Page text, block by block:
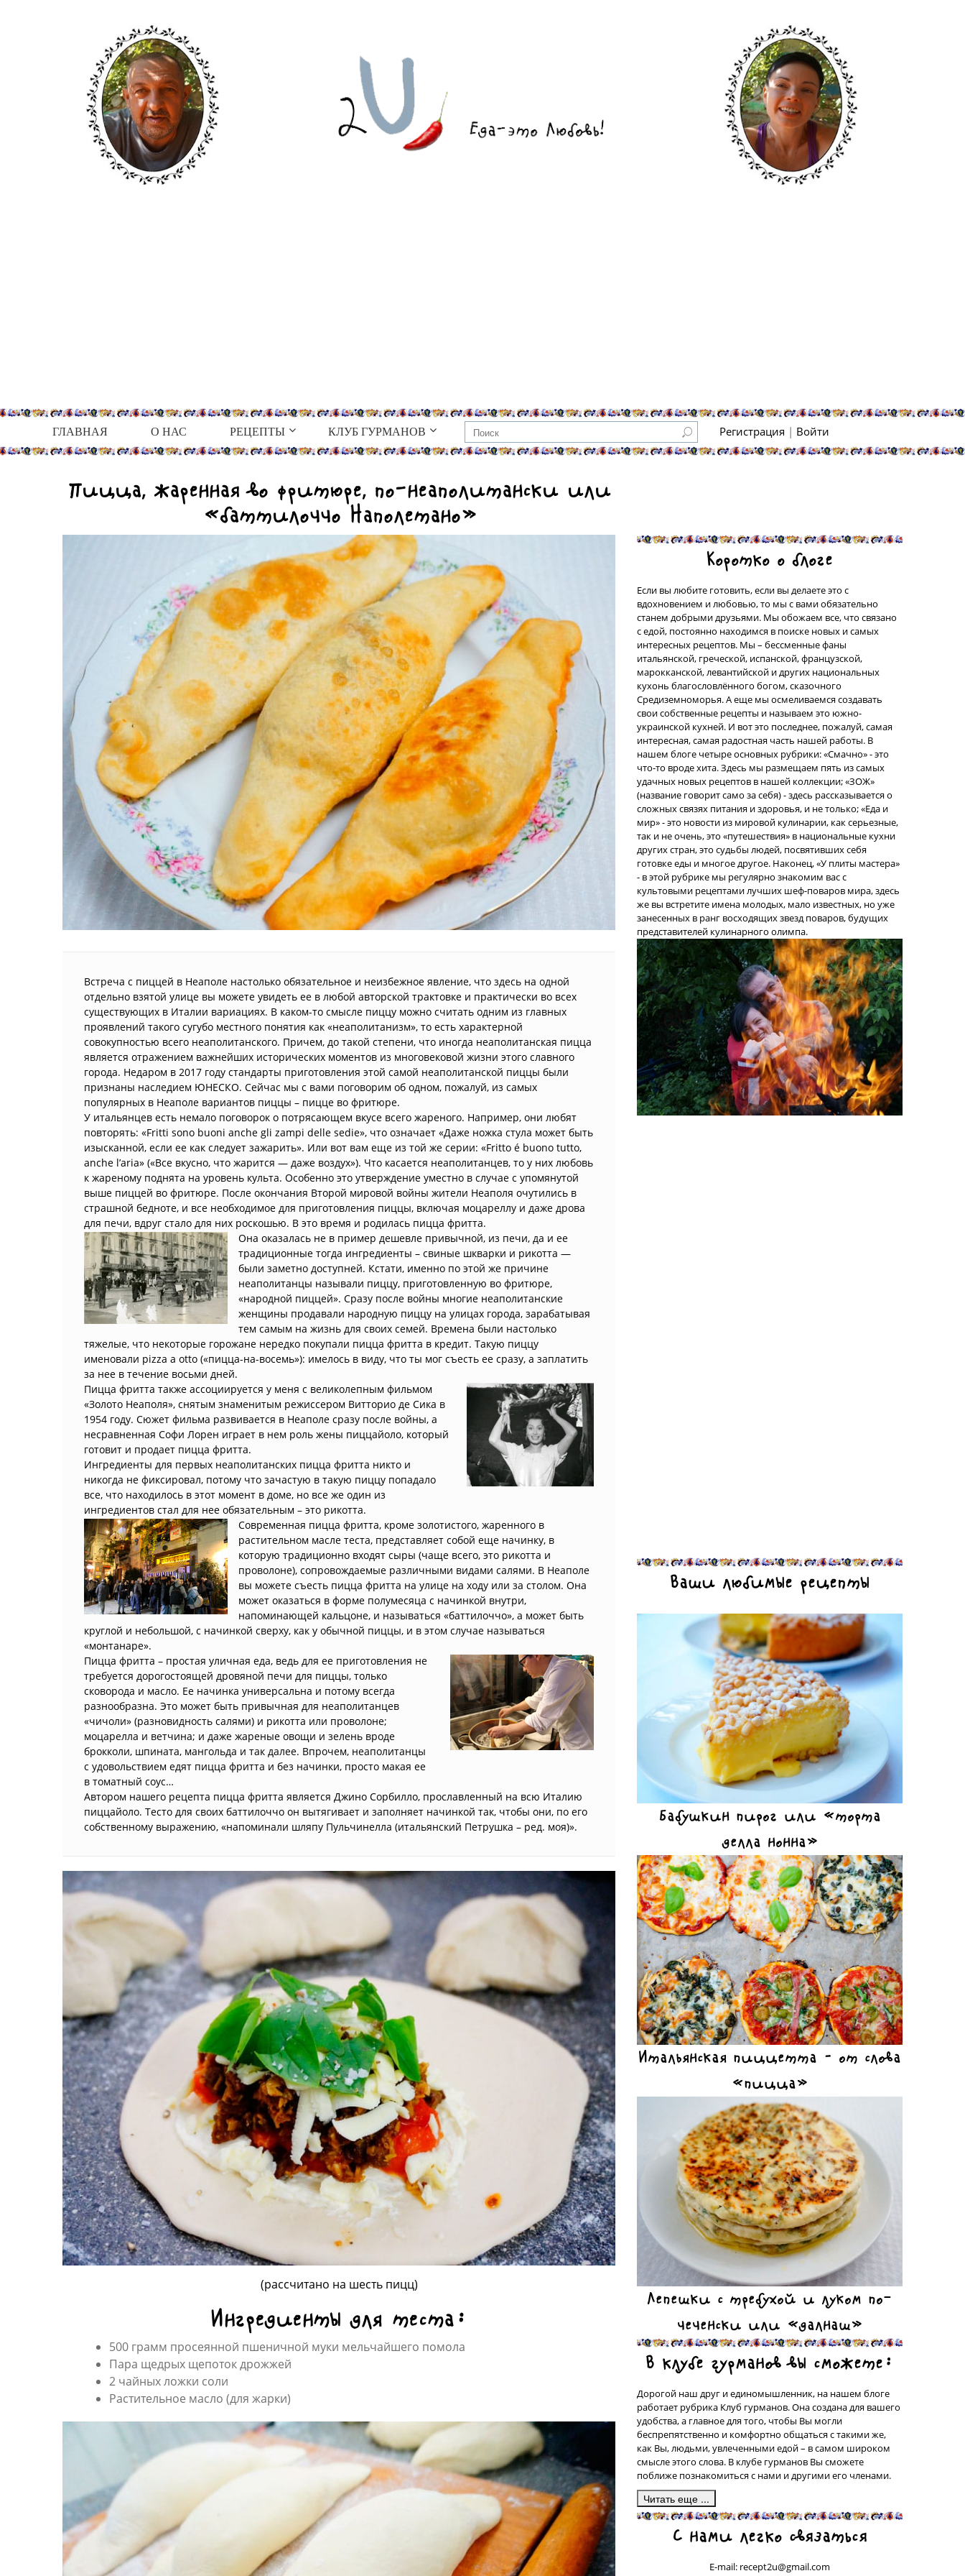
Регистрация | Войти
ГЛАВНАЯ О НАС РЕЦЕПТЫ КЛУБ ГУРМАНОВ
Пицца, жаренная во фритюре, по-неаполитански или
«баттилоччо Наполетано»
Встреча с пиццей в Неаполе настолько обязательное и неизбежное явление, что здесь на одной
отдельно взятой улице вы можете увидеть ее в любой авторской трактовке и практически во всех
существующих в Италии вариациях. В каком-то смысле пиццу можно считать одним из главных
проявлений такого сугубо местного понятия как «неаполитанизм», то есть характерной
совокупностью всего неаполитанского. Причем, до такой степени, что иногда неаполитанская пицца
является отражением важнейших исторических моментов из многовековой жизни этого славного
города. Недаром в 2017 году стандарты приготовления этой самой неаполитанской пиццы были
признаны наследием ЮНЕСКО. Сейчас мы с вами поговорим об одном, пожалуй, из самых
популярных в Неаполе вариантов пиццы – пицце во фритюре.
У итальянцев есть немало поговорок о потрясающем вкусе всего жареного. Например, они любят
повторять: «Fritti sono buoni anche gli zampi delle sedie», что означает «Даже ножка стула может быть
изысканной, если ее как следует зажарить». Или вот вам еще из той же серии: «Fritto é buono tutto,
anche l’aria» («Все вкусно, что жарится — даже воздух»). Что касается неаполитанцев, то у них любовь
к жареному поднята на уровень культа. Особенно это утверждение уместно в случае с упомянутой
выше пиццей во фритюре. После окончания Второй мировой войны жители Неаполя очутились в
страшной бедноте, и все необходимое для приготовления пиццы, включая моцареллу и даже дрова
для печи, вдруг стало для них роскошью. В это время и родилась пицца фритта.
Она оказалась не в пример дешевле привычной, из печи, да и ее
традиционные тогда ингредиенты – свиные шкварки и рикотта —
были заметно доступней. Кстати, именно по этой же причине
неаполитанцы называли пиццу, приготовленную во фритюре,
«народной пиццей». Сразу после войны многие неаполитанские
женщины продавали народную пиццу на улицах города, зарабатывая
тем самым на жизнь для своих семей. Времена были настолько
тяжелые, что некоторые горожане нередко покупали пицца фритта в кредит. Такую пиццу
именовали pizza a otto («пицца-на-восемь»): имелось в виду, что ты мог съесть ее сразу, а заплатить
за нее в течение восьми дней.
Пицца фритта также ассоциируется у меня с великолепным фильмом
«Золото Неаполя», снятым знаменитым режиссером Витторио де Сика в
1954 году. Сюжет фильма развивается в Неаполе сразу после войны, а
несравненная Софи Лорен играет в нем роль жены пиццайоло, который
готовит и продает пицца фритта.
Ингредиенты для первых неаполитанских пицца фритта никто и
никогда не фиксировал, потому что зачастую в такую пиццу попадало
все, что находилось в этот момент в доме, но все же один из
ингредиентов стал для нее обязательным – это рикотта.
Современная пицца фритта, кроме золотистого, жаренного в
растительном масле теста, представляет собой еще начинку, в
которую традиционно входят сыры (чаще всего, это рикотта и
проволоне), сопровождаемые различными видами салями. В Неаполе
вы можете съесть пицца фритта на улице на ходу или за столом. Она
может оказаться в форме полумесяца с начинкой внутри,
напоминающей кальцоне, и называться «баттилоччо», а может быть
круглой и небольшой, с начинкой сверху, как у обычной пиццы, и в этом случае называться
«монтанаре».
Пицца фритта – простая уличная еда, ведь для ее приготовления не
требуется дорогостоящей дровяной печи для пиццы, только
сковорода и масло. Ее начинка универсальна и потому всегда
разнообразна. Это может быть привычная для неаполитанцев
«чичоли» (разновидность салями) и рикотта или проволоне;
моцарелла и ветчина; и даже жареные овощи и зелень вроде
брокколи, шпината, мангольда и так далее. Впрочем, неаполитанцы
с удовольствием едят пицца фритта и без начинки, просто макая ее
в томатный соус…
Автором нашего рецепта пицца фритта является Джино Сорбилло, прославленный на всю Италию
пиццайоло. Тесто для своих баттилоччо он вытягивает и заполняет начинкой так, чтобы они, по его
собственному выражению, «напоминали шляпу Пульчинелла (итальянский Петрушка – ред. моя)».
(рассчитано на шесть пицц)
Ингредиенты для теста:
500 грамм просеянной пшеничной муки мельчайшего помола
Пара щедрых щепоток дрожжей
2 чайных ложки соли
Растительное масло (для жарки)
Коротко о блоге
Если вы любите готовить, если вы делаете это с
вдохновением и любовью, то мы с вами обязательно
станем добрыми друзьями. Мы обожаем все, что связано
с едой, постоянно находимся в поиске новых и самых
интересных рецептов. Мы – бессменные фаны
итальянской, греческой, испанской, французской,
марокканской, левантийской и других национальных
кухонь благословлённого богом, сказочного
Средиземноморья. А еще мы осмеливаемся создавать
свои собственные рецепты и называем это южно-
украинской кухней. И вот это последнее, пожалуй, самая
интересная, самая радостная часть нашей работы. В
нашем блоге четыре основных рубрики: «Смачно» - это
что-то вроде хита. Здесь мы размещаем пять из самых
удачных новых рецептов в нашей коллекции; «ЗОЖ»
(название говорит само за себя) - здесь рассказывается о
сложных связях питания и здоровья, и не только; «Еда и
мир» - это новости из мировой кулинарии, как серьезные,
так и не очень, это «путешествия» в национальные кухни
других стран, это судьбы людей, посвятивших себя
готовке еды и многое другое. Наконец, «У плиты мастера»
- в этой рубрике мы регулярно знакомим вас с
культовыми рецептами лучших шеф-поваров мира, здесь
же вы встретите имена молодых, мало известных, но уже
занесенных в ранг восходящих звезд поваров, будущих
представителей кулинарного олимпа.
Ваши любимые рецепты
Бабушкин пирог или «торта
делла нонна»
Итальянская пиццетта – от слова
«пицца»
Лепешки с требухой и луком по-
чеченски или «далнаш»
В клубе гурманов вы сможете:
Дорогой наш друг и единомышленник, на нашем блоге
работает рубрика Клуб гурманов. Она создана для вашего
удобства, а главное для того, чтобы Вы могли
беспрепятственно и комфортно общаться с такими же,
как Вы, людьми, увлеченными едой – в самом широком
смысле этого слова. В клубе гурманов Вы сможете
поближе познакомиться с нами и другими его членами.
Здесь, в подрубрике «Сделано на моей кухне» у вас будет
прекрасная возможность поделиться со всеми рецептами
блюд, которые были сделаны вашими собственными
рецепт с фотографией приготовленного Вами блюда
С нами легко связаться
E-mail: recept2u@gmail.com